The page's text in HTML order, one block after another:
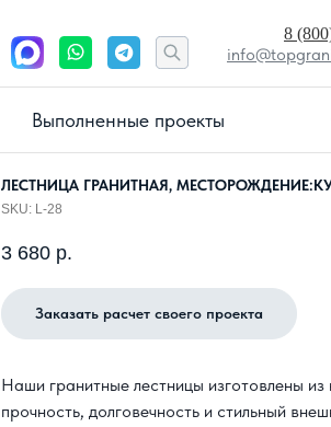
8
Выполненные проекты
ЛЕСТНИЦА ГРАНИТНАЯ,
SKU: L-28
3 680 р.
Заказать расчет своего проекта
Наши гранитные лестницы изготовлены
прочность, долговечность и стильный